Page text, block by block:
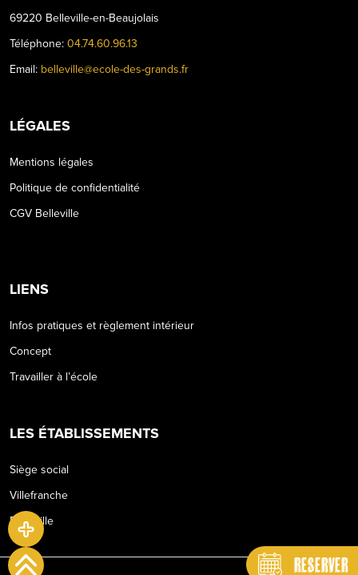
RESERVER
69220 Belleville-en-Beaujolais
Téléphone: 04.74.60.96.13
Email: belleville@ecole-des-grands.fr
LÉGALES
Mentions légales
Politique de confidentialité
CGV Belleville
LIENS
Infos pratiques et règlement intérieur
Concept
Travailler à l’école
LES ÉTABLISSEMENTS
Siège social
Villefranche
Belleville